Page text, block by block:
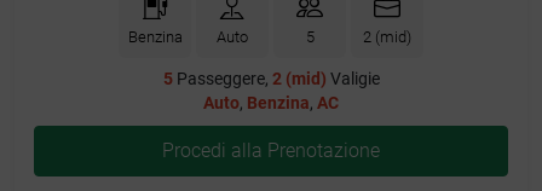
Benzina Auto 5 2 (mid)
5Passeggere, 2 (mid) Valigie
Auto, Benzina, AC
Procedi alla Prenotazione